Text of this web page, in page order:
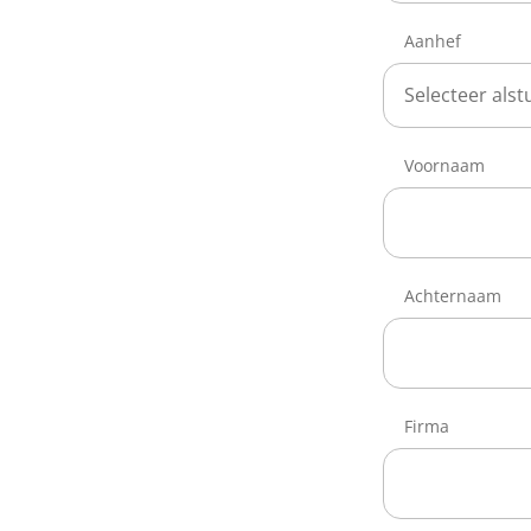
Aanhef
Selecteer
Voornaam
Achternaam
Firma